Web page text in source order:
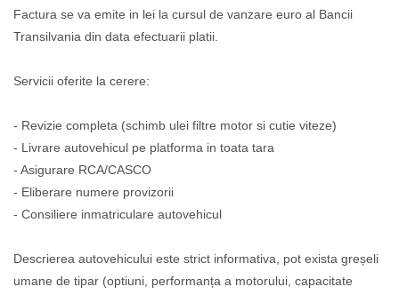
Factura se va emite in lei la cursul de vanzare euro al Bancii
Transilvania din data efectuarii platii.
Servicii oferite la cerere:
- Revizie completa (schimb ulei filtre motor si cutie viteze)
- Livrare autovehicul pe platforma in toata tara
- Asigurare RCA/CASCO
- Eliberare numere provizorii
- Consiliere inmatriculare autovehicul
Descrierea autovehicului este strict informativa, pot exista greșeli
umane de tipar (optiuni, performanța a motorului, capacitate